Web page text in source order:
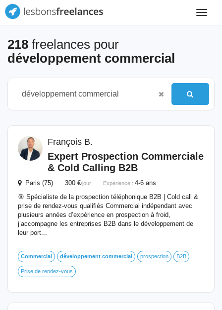
Toggle
218 freelances pour
développement commercial
François B.
Expert Prospection Commerciale
& Cold Calling B2B
Paris (75) 300 €/jour Expérience : 4-6 ans
🎯 Spécialiste de la prospection téléphonique B2B | Cold call &
prise de rendez-vous qualifiés Commercial indépendant avec
plusieurs années d’expérience en prospection à froid,
j’accompagne les entreprises B2B dans le développement de
leur port...
Commercial développement commercial prospection B2B
Prise de rendez-vous